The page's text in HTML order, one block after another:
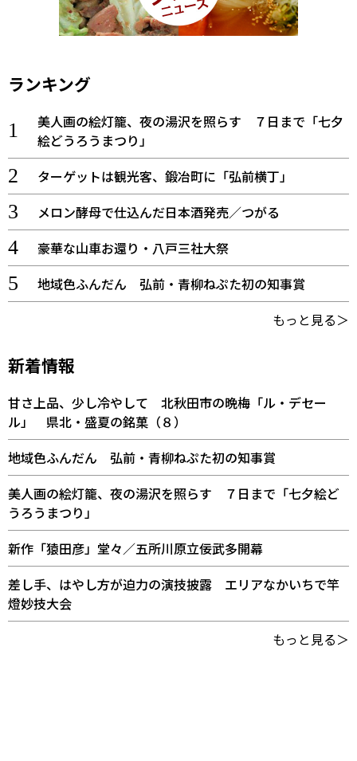
ランキング
美人画の絵灯籠、夜の湯沢を照らす ７日まで「七夕
絵どうろうまつり」
ターゲットは観光客、鍛冶町に「弘前横丁」
メロン酵母で仕込んだ日本酒発売／つがる
豪華な山車お還り・八戸三社大祭
地域色ふんだん 弘前・青柳ねぷた初の知事賞
もっと見る＞
新着情報
甘さ上品、少し冷やして 北秋田市の晩梅「ル・デセー
ル」 県北・盛夏の銘菓（８）
地域色ふんだん 弘前・青柳ねぷた初の知事賞
美人画の絵灯籠、夜の湯沢を照らす ７日まで「七夕絵ど
うろうまつり」
新作「猿田彦」堂々／五所川原立佞武多開幕
差し手、はやし方が迫力の演技披露 エリアなかいちで竿
燈妙技大会
もっと見る＞